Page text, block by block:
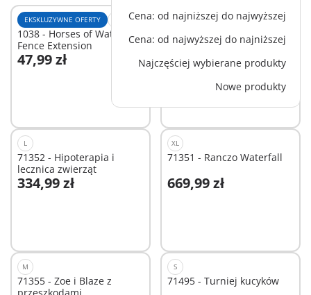
Cena: od najniższej do najwyższej
Cena: od najwyższej do najniższej
Najczęściej wybierane produkty
Nowe produkty
EKSKLUZYWNE OFERTY
1038 - Horses of Waterfall
Fence Extension
47,99 zł
Dodaj do koszyka
L
1037 - Horses of Waterfall
Stable Extension
119,99 zł
Dodaj do koszyka
L
71352 - Hipoterapia i
lecznica zwierząt
334,99 zł
XL
71351 - Ranczo Waterfall
669,99 zł
M
71355 - Zoe i Blaze z
S
71495 - Turniej kucyków